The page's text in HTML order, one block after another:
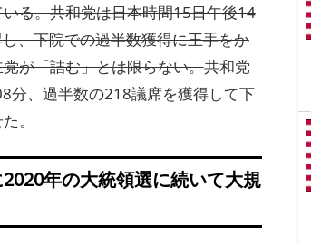
る。共和党は日本時間15日午後14
、下院での過半数獲得に王手をか
が「詰む」とは限らない。共和党
分、過半数の218議席を獲得して下
。
年の大統領選に続いて大規